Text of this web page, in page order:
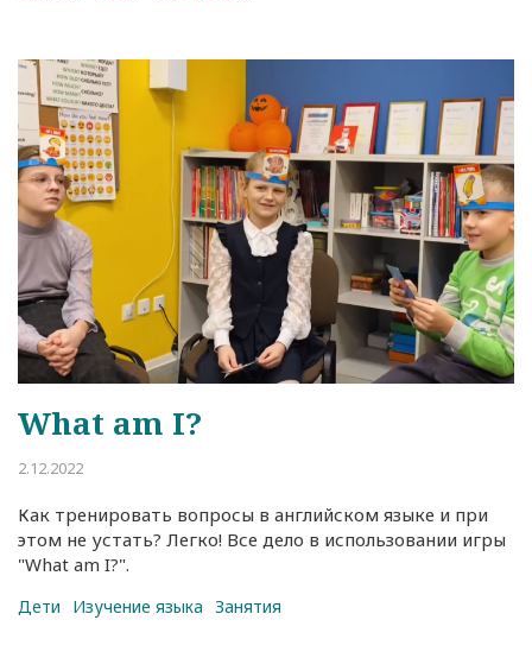
What am I?
2.12.2022
Как тренировать вопросы в английском языке и при
этом не устать? Легко! Все дело в использовании игры
"What am I?".
Дети Изучение языка Занятия